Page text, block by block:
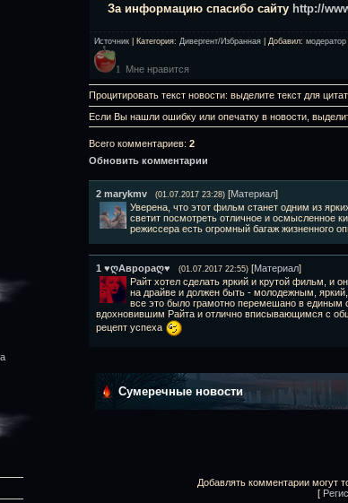
За информацию спасибо сайту http://
Источник Категория: Дивергент/Избранная Добавил: модератор
1 Мне нравится
Процитировать текст новости: выделите текст для
Если Вы нашли ошибку или опечатку в новости,
Всего комментариев: 2
Обновить комментарии
2 marykmv (01.07.2017 23:28) [Материал]
Уверена, что этот фильм станет одним из
светит посмотреть отличное и осмысленное
режиссера есть огромный багаж жизненного
1 ♥ღАврораღ♥ (01.07.2017 22:55) [Материал]
Райт хотел сделать яркий и крутой фильм, и
на драйве и должен быть - молодежным,
все это было грамотно перемешано в единым
вдохновившим Райта и отлично вписывающимся с
рецепт успеха
Сумеречные новости
Добавлять комментарии могут
[